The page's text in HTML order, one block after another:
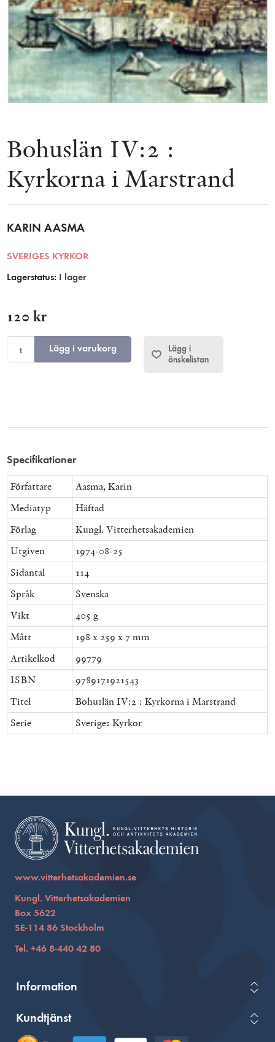
Bohuslän IV:2 :
Kyrkorna i Marstrand
KARIN AASMA
SVERIGES KYRKOR
Lagerstatus: I lager
120 kr
Lägg i varukorg
Lägg i
önskelistan
Specifikationer
Författare
Aasma, Karin
Mediatyp
Häftad
Förlag
Kungl. Vitterhetsakademien
Utgiven
1974-08-25
Sidantal
114
Språk
Svenska
Vikt
405 g
Mått
198 x 259 x 7 mm
Artikelkod
99779
ISBN
9789171921543
Titel
Bohuslän IV:2 : Kyrkorna i Marstrand
Serie
Sveriges Kyrkor
www.vitterhetsakademien.se
Kungl. Vitterhetsakademien
Box 5622
SE-114 86 Stockholm
Tel. +46 8-440 42 80
Information
Kundtjänst